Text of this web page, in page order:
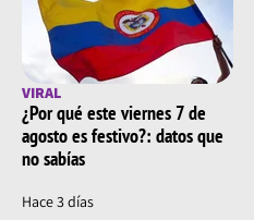
VIRAL
¿Por qué este viernes 7 de
agosto es festivo?: datos que
no sabías
Hace 3 días